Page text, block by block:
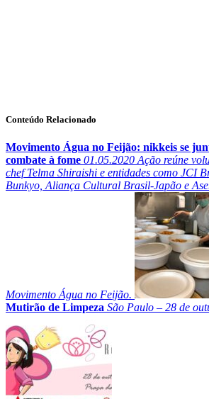
Conteúdo Relacionado
Movimento Água no Feijão: nikkeis se
combate à fome 01.05.2020 Ação reúne
chef Telma Shiraishi e entidades como JCI
Bunkyo, Aliança Cultural Brasil-Japão e
Movimento Água no Feijão.
Mutirão de Limpeza São Paulo – 28 de